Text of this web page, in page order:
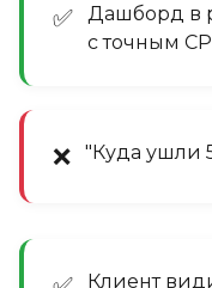
✅
Дашборд в
с точным
❌ "Куда ушли
Клиент